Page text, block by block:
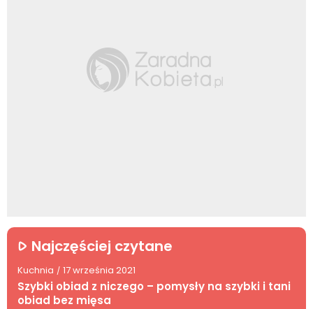
Najczęściej czytane
Kuchnia / 17 września 2021
Szybki obiad z niczego – pomysły na szybki i tani
obiad bez mięsa